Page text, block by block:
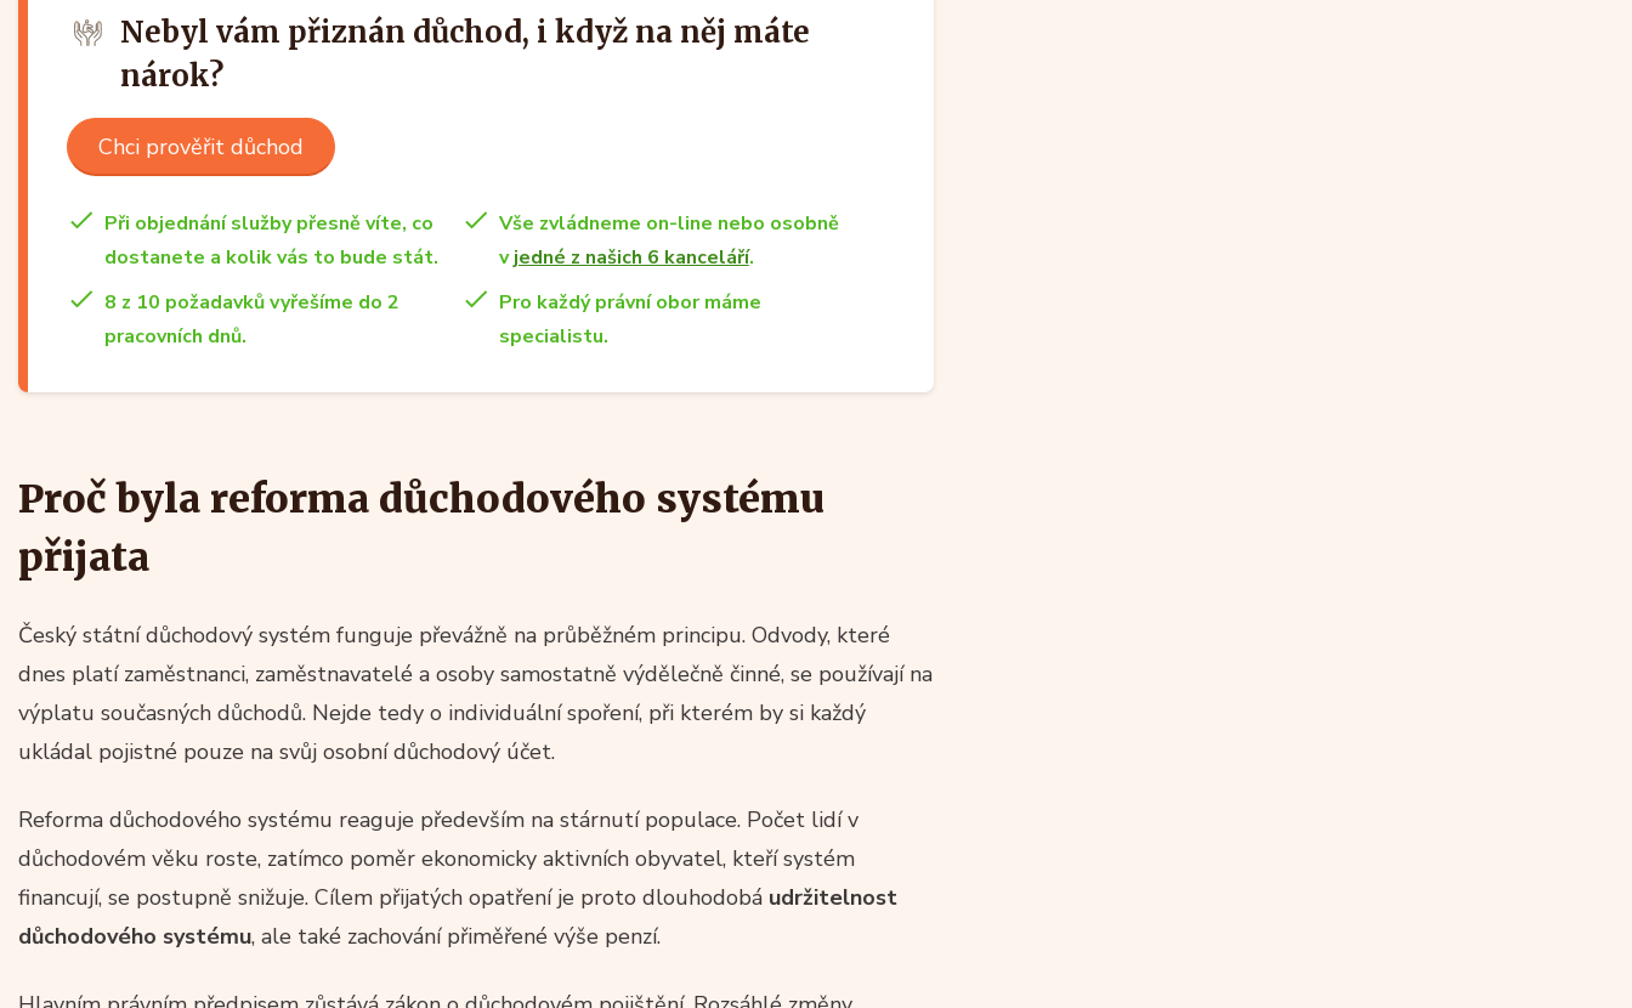
Nebyl vám přiznán důchod, i když na něj máte
nárok?
Chci prověřit důchod
Při objednání služby přesně víte, co
dostanete a kolik vás to bude stát.
Vše zvládneme on-line nebo osobně
vjedné z našich 6 kanceláří.
8 z 10 požadavků vyřešíme do 2
pracovních dnů.
Pro každý právní obor máme
specialistu.
Proč byla reforma důchodového systému
přijata
Český státní důchodový systém funguje převážně na průběžném principu. Odvody, které
dnes platí zaměstnanci, zaměstnavatelé a osoby samostatně výdělečně činné, se používají na
výplatu současných důchodů. Nejde tedy o individuální spoření, při kterém by si každý
ukládal pojistné pouze na svůj osobní důchodový účet.
Reforma důchodového systému reaguje především na stárnutí populace. Počet lidí v
důchodovém věku roste, zatímco poměr ekonomicky aktivních obyvatel, kteří systém
financují, se postupně snižuje. Cílem přijatých opatření je proto dlouhodobá udržitelnost
důchodového systému, ale také zachování přiměřené výše penzí.